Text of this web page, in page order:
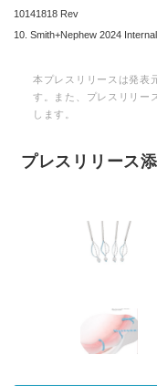
10141818 Rev
10. Smith+Nephew 2024
本プレスリリースは発表
す。また、プレスリリー
します。
プレスリリース